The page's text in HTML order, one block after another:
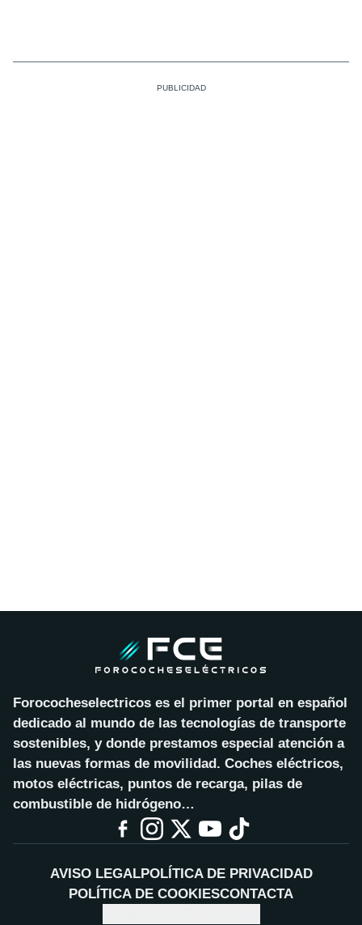
Forococheselectricos es el primer portal en español
dedicado al mundo de las tecnologías de transporte
sostenibles, y donde prestamos especial atención a
las nuevas formas de movilidad. Coches eléctricos,
motos eléctricas, puntos de recarga, pilas de
combustible de hidrógeno…
AVISO LEGALPOLÍTICA DE PRIVACIDAD
POLÍTICA DE COOKIESCONTACTA